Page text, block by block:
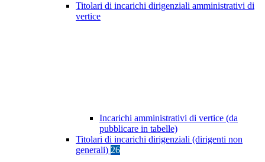
Titolari di incarichi dirigenziali amministrativi di
vertice
Incarichi amministrativi di vertice (da
pubblicare in tabelle)
Titolari di incarichi dirigenziali (dirigenti non
generali) 26